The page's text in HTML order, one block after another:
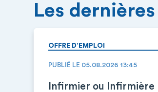
Les
OFFRE D’EMPLOI
PUBLIÉ LE 05.08.2026 13:45
Infirmier ou Infirmière